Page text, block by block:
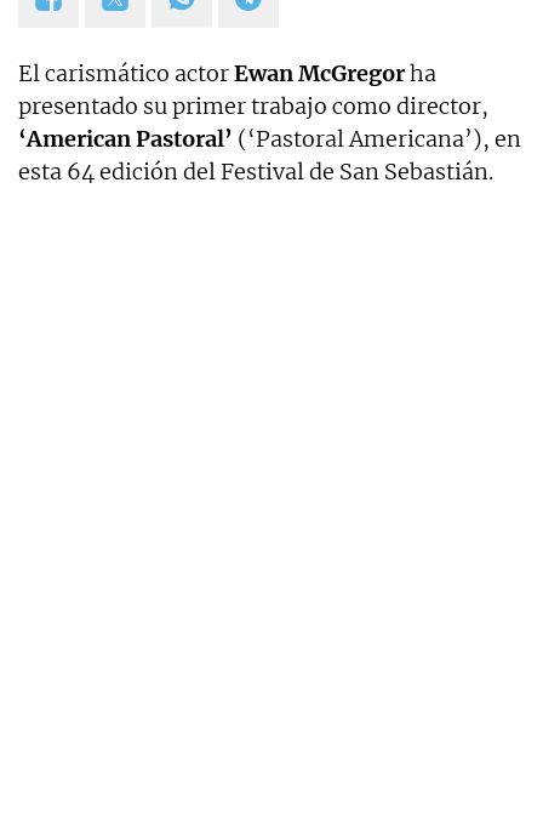
El carismático actorEwan McGregorha
presentado su primer trabajo como director,
‘American Pastoral’ (‘Pastoral Americana’), en
esta 64 edición del Festival de San Sebastián.